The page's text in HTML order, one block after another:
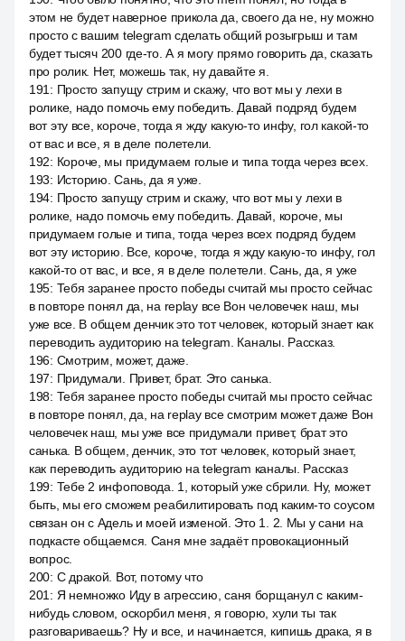
этом не будет наверное прикола да, своего да не, ну можно
просто с вашим telegram сделать общий розыгрыш и там
будет тысяч 200 где-то. А я могу прямо говорить да, сказать
про ролик. Нет, можешь так, ну давайте я.
191 : Просто запущу стрим и скажу, что вот мы у лехи в
ролике, надо помочь ему победить. Давай подряд будем
вот эту все, короче, тогда я жду какую-то инфу, гол какой-то
от вас и все, я в деле полетели.
192: Короче, мы придумаем голые и типа тогда через всех.
193: Историю. Сань, да я уже.
194: Просто запущу стрим и скажу, что вот мы у лехи в
ролике, надо помочь ему победить. Давай, короче, мы
придумаем голые и типа, тогда через всех подряд будем
вот эту историю. Все, короче, тогда я жду какую-то инфу, гол
какой-то от вас, и все, я в деле полетели. Сань, да, я уже
195: Тебя заранее просто победы считай мы просто сейчас
в повторе понял да, на replay все Вон человечек наш, мы
уже все. В общем денчик это тот человек, который знает как
переводить аудиторию на telegram. Каналы. Рассказ.
196: Смотрим, может, даже.
197: Придумали. Привет, брат. Это санька.
198: Тебя заранее просто победы считай мы просто сейчас
в повторе понял, да, на replay все смотрим может даже Вон
человечек наш, мы уже все придумали привет, брат это
санька. В общем, денчик, это тот человек, который знает,
как переводить аудиторию на telegram каналы. Рассказ
199: Тебе 2 инфоповода. 1, который уже сбрили. Ну, может
быть, мы его сможем реабилитировать под каким-то соусом
связан он с Адель и моей изменой. Это 1. 2. Мы у сани на
подкасте общаемся. Саня мне задаёт провокационный
вопрос.
200: С дракой. Вот, потому что
201 : Я немножко Иду в агрессию, саня борщанул с каким-
нибудь словом, оскорбил меня, я говорю, хули ты так
разговариваешь? Ну и все, и начинается, кипишь драка, я в